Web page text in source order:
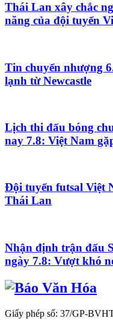
Thái Lan xây chắc
năng của đội tuyển
Tin chuyển nhượng
lạnh từ Newcastle
Lịch thi đấu bóng
nay 7.8: Việt Nam
Đội tuyển futsal Việt
Thái Lan
Nhận định trận đấu
ngày 7.8: Vượt khó
Giấy phép số: 37/GP-